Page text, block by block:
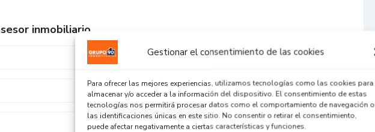
Gestionar el consentimiento de las cookies
Para ofrecer las mejores experiencias, utilizamos tecnologías como las cookies para
almacenar y/o acceder a la información del dispositivo. El consentimiento de estas
tecnologías nos permitirá procesar datos como el comportamiento de navegación o
las identificaciones únicas en este sitio. No consentir o retirar el consentimiento,
puede afectar negativamente a ciertas características y funciones.
inmobiliario